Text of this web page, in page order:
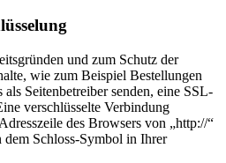
und zum Schutz der
wie zum Beispiel Bestellungen
Seitenbetreiber senden, eine SSL-
verschlüsselte Verbindung
des Browsers von „http://“
dem Schloss-Symbol in Ihrer